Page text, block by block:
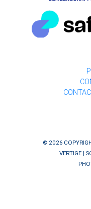
© 2026
VERTIGE|